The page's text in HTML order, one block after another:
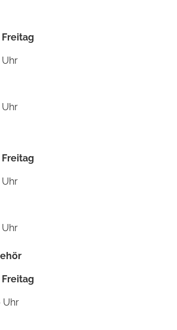
Uhr
Uhr
Uhr
Uhr
Uhr